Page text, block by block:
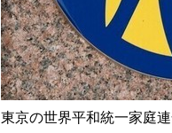
東京の世界平和統一家庭